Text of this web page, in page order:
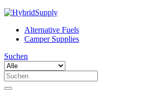
Alternative Fuels
Camper Supplies
Suchen